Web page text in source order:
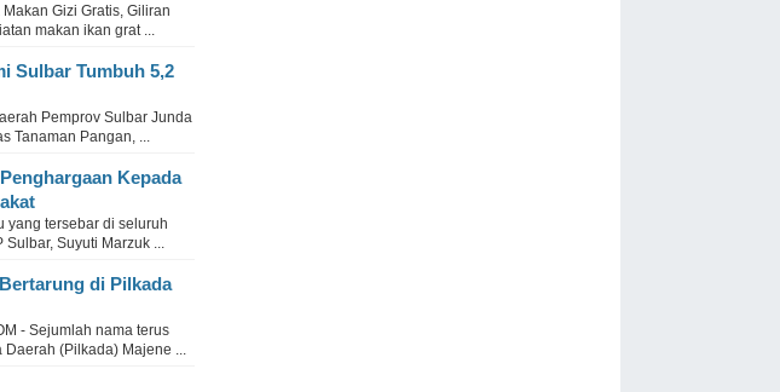
Gizi Gratis, Giliran
makan ikan grat ...
Sulbar Tumbuh 5,2
Pemprov Sulbar Junda
Tanaman Pangan, ...
Kepada
yang tersebar di seluruh
Suyuti Marzuk ...
di Pilkada
- Sejumlah nama terus
(Pilkada) Majene ...